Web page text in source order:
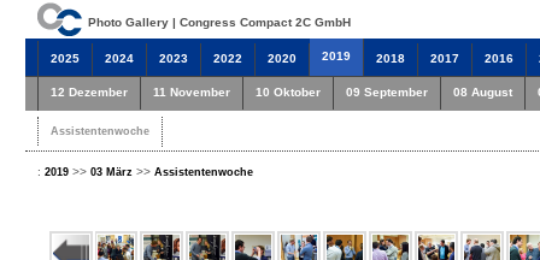
Photo Gallery | Congress Compact 2C GmbH
2025 2024 2023 2022 2020 2019 2018 2017 2016
12 Dezember 11 November 10 Oktober 09 September 08 August
Assistentenwoche
: 2019 >> 03 März >> Assistentenwoche